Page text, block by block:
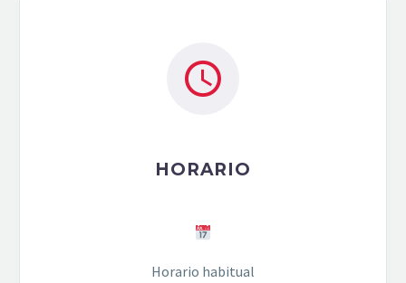


HORARIO
Horario habitual